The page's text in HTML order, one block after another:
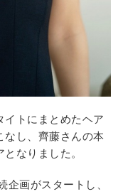
イトにまとめたヘア
なし、齊藤さんの本
なりました。
画がスタートし、